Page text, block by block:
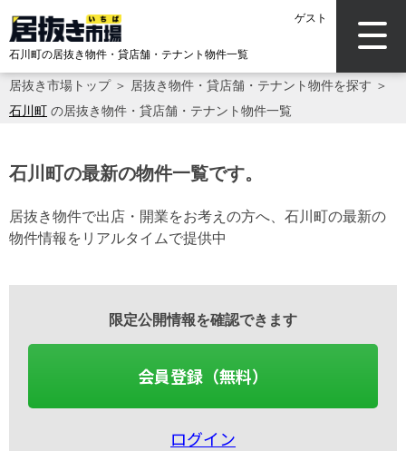
ゲスト
石川町の居抜き物件・貸店舗・テナント物件一覧
居抜き市場トップ＞ 居抜き物件・貸店舗・テナント物件を探す ＞
石川町 の居抜き物件・貸店舗・テナント物件一覧
石川町の最新の物件一覧です。
居抜き物件で出店・開業をお考えの方へ、石川町の最新の
物件情報をリアルタイムで提供中
限定公開情報を確認できます
会員登録（無料）
ログイン